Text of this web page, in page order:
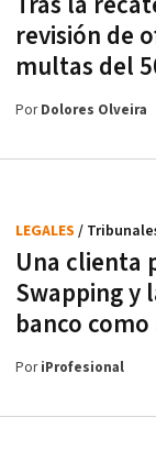
revisión de
multas del
PorDolores Olveira
Una clienta
Swapping y
banco
LEGALES /
PoriProfesional